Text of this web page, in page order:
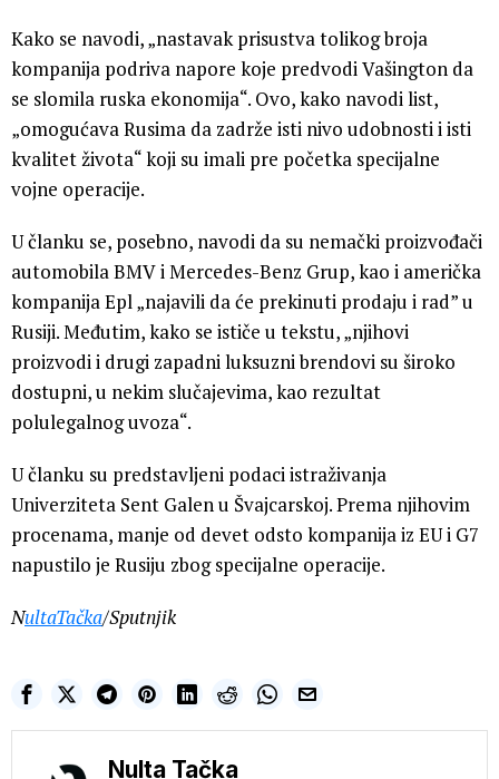
Kako se navodi, „nastavak prisustva tolikog broja
kompanija podriva napore koje predvodi Vašington da
se slomila ruska ekonomija“. Ovo, kako navodi list,
„omogućava Rusima da zadrže isti nivo udobnosti i isti
kvalitet života“ koji su imali pre početka specijalne
vojne operacije.
U članku se, posebno, navodi da su nemački proizvođači
automobila BMV i Mercedes-Benz Grup, kao i američka
kompanija Epl „najavili da će prekinuti prodaju i rad” u
Rusiji. Međutim, kako se ističe u tekstu, „njihovi
proizvodi i drugi zapadni luksuzni brendovi su široko
dostupni, u nekim slučajevima, kao rezultat
polulegalnog uvoza“.
U članku su predstavljeni podaci istraživanja
Univerziteta Sent Galen u Švajcarskoj. Prema njihovim
procenama, manje od devet odsto kompanija iz EU i G7
napustilo je Rusiju zbog specijalne operacije.
NultaTačka/Sputnjik
Nulta Tačka